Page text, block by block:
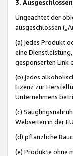
3.
Ungeachtet der
ausgeschlossen
(a) jedes Produkt
eine
gesponserten Link
(b) jedes
Lizenz zur
Unternehmens
(c)
Webseiten in der
(d) pflanzliche
(e) Produkte ohne